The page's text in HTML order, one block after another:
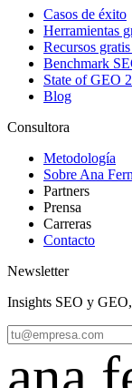
Casos de éxito
Herramientas
Recursos
Benchmark
State of GEO
Blog
Consultora
Metodología
Sobre Ana
Partners
Prensa
Carreras
Contacto
Newsletter
Insights SEO y GEO,